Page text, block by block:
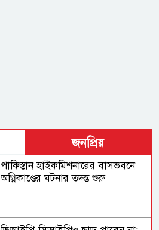
জনপ্রিয়
পাকিস্তান হাইকমিশনারের বাসভবনে
অগ্নিকাণ্ডের ঘটনার তদন্ত শুরু